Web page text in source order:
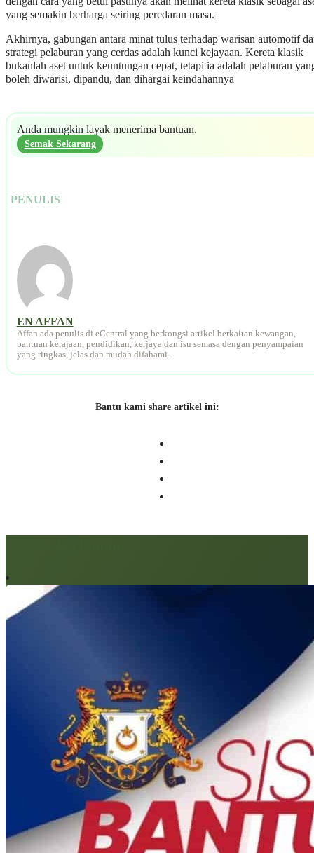
yang semakin berharga seiring peredaran masa.
Akhirnya, gabungan antara minat tulus terhadap warisan automotif
strategi pelaburan yang cerdas adalah kunci kejayaan. Kereta klasik
bukanlah aset untuk keuntungan cepat, tetapi ia adalah pelaburan
boleh diwarisi, dipandu, dan dihargai keindahannya
Anda mungkin layak menerima bantuan.
Semak Sekarang
PENULIS
EN AFFAN
Affan ada penulis di eCentral yang berkongsi artikel berkaitan kewangan,
bantuan kerajaan, pendidikan, kerjaya dan isu semasa dengan penyampaian
yang ringkas, jelas dan mudah difahami.
Bantu kami share artikel ini: